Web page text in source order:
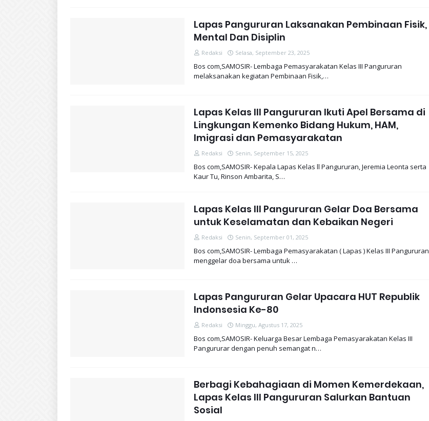
Lapas Pangururan Laksanakan Pembinaan Fisik,
Mental Dan Disiplin
Redaksi Selasa, September 23, 2025
Bos com,SAMOSIR- Lembaga Pemasyarakatan Kelas III Pangururan
melaksanakan kegiatan Pembinaan Fisik,…
Lapas Kelas IlI Pangururan Ikuti Apel Bersama di
Lingkungan Kemenko Bidang Hukum, HAM,
Imigrasi dan Pemasyarakatan
Redaksi Senin, September 15, 2025
Bos com,SAMOSIR- Kepala Lapas Kelas ll Pangururan, Jeremia Leonta serta
Kaur Tu, Rinson Ambarita, S…
Lapas Kelas III Pangururan Gelar Doa Bersama
untuk Keselamatan dan Kebaikan Negeri
Redaksi Senin, September 01, 2025
Bos com,SAMOSIR- Lembaga Pemasyarakatan ( Lapas ) Kelas III Pangururan
menggelar doa bersama untuk …
Lapas Pangururan Gelar Upacara HUT Republik
Indonsesia Ke-80
Redaksi Minggu, Agustus 17, 2025
Bos com,SAMOSIR- Keluarga Besar Lembaga Pemasyarakatan Kelas III
Pangururar dengan penuh semangat n…
Berbagi Kebahagiaan di Momen Kemerdekaan,
Lapas Kelas III Pangururan Salurkan Bantuan
Sosial